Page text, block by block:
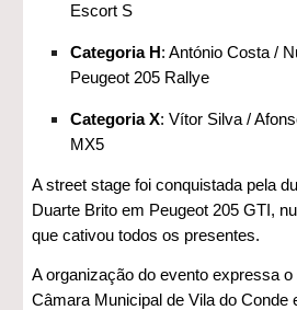
Escort S
Categoria H : António Costa /
Peugeot 205 Rallye
Categoria X: Vítor Silva /
MX5
A street stage foi conquistada pela
Duarte Brito em Peugeot 205 GTI,
que cativou todos os presentes.
A organização do evento expressa
Câmara Municipal de Vila do Conde